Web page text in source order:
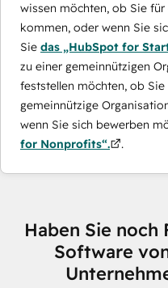
wissen möchten, ob Sie
kommen, oder wenn Sie
Sie das „HubSpot for
zu einer gemeinnützigen
feststellen möchten, ob
gemeinnützige
wenn Sie sich bewerben
for Nonprofits“.
.
Haben Sie noch
Software